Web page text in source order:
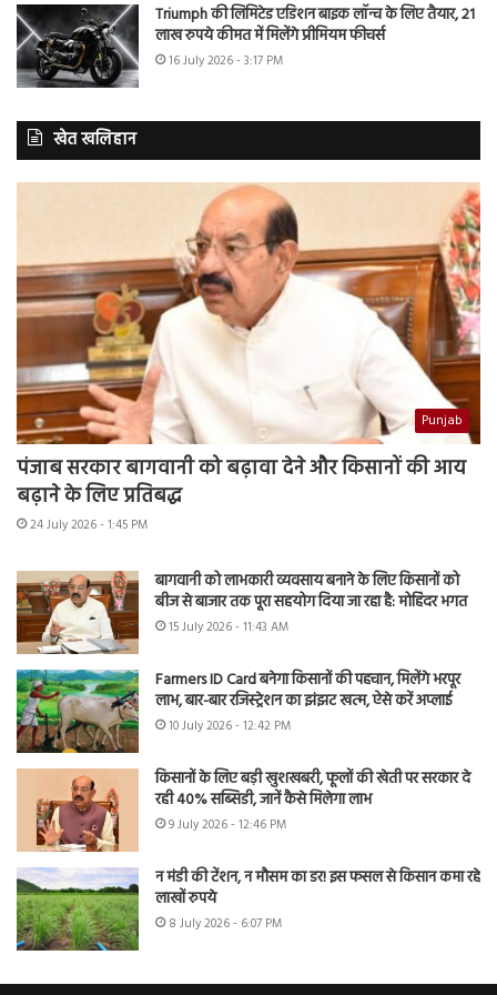
Triumph की लिमिटेड एडिशन बाइक लॉन्च के लिए तैयार, 21
लाख रुपये कीमत में मिलेंगे प्रीमियम फीचर्स
16 July 2026 - 3:17 PM
खेत खलिहान
Punjab
पंजाब सरकार बागवानी को बढ़ावा देने और किसानों की आय
बढ़ाने के लिए प्रतिबद्ध
24 July 2026 - 1:45 PM
बागवानी को लाभकारी व्यवसाय बनाने के लिए किसानों को
बीज से बाजार तक पूरा सहयोग दिया जा रहा है: मोहिंदर भगत
15 July 2026 - 11:43 AM
Farmers ID Card बनेगा किसानों की पहचान, मिलेंगे भरपूर
लाभ, बार-बार रजिस्ट्रेशन का झंझट खत्म, ऐसे करें अप्लाई
10 July 2026 - 12:42 PM
किसानों के लिए बड़ी खुशखबरी, फूलों की खेती पर सरकार दे
रही 40% सब्सिडी, जानें कैसे मिलेगा लाभ
9 July 2026 - 12:46 PM
न मंडी की टेंशन, न मौसम का डर! इस फसल से किसान कमा रहे
लाखों रुपये
8 July 2026 - 6:07 PM